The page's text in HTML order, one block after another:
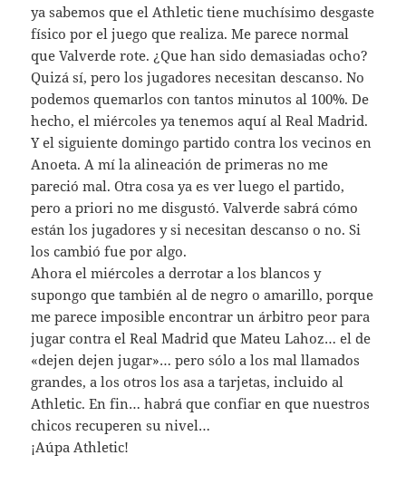
ya sabemos que el Athletic tiene muchísimo desgaste
físico por el juego que realiza. Me parece normal
que Valverde rote. ¿Que han sido demasiadas ocho?
Quizá sí, pero los jugadores necesitan descanso. No
podemos quemarlos con tantos minutos al 100%. De
hecho, el miércoles ya tenemos aquí al Real Madrid.
Y el siguiente domingo partido contra los vecinos en
Anoeta. A mí la alineación de primeras no me
pareció mal. Otra cosa ya es ver luego el partido,
pero a priori no me disgustó. Valverde sabrá cómo
están los jugadores y si necesitan descanso o no. Si
los cambió fue por algo.
Ahora el miércoles a derrotar a los blancos y
supongo que también al de negro o amarillo, porque
me parece imposible encontrar un árbitro peor para
jugar contra el Real Madrid que Mateu Lahoz… el de
«dejen dejen jugar»… pero sólo a los mal llamados
grandes, a los otros los asa a tarjetas, incluido al
Athletic. En fin… habrá que confiar en que nuestros
chicos recuperen su nivel…
¡Aúpa Athletic!